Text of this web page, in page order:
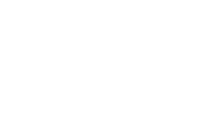
Sanidad y eso no es bueno. Pienso que
todas las partes, ponerse de acuerdo y
y en otras cosas, que hay diferentes
Sur también ha estado movilizándose;
menor número de habitantes los médicos